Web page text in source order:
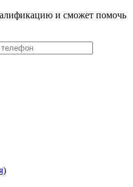
и сможет помочь